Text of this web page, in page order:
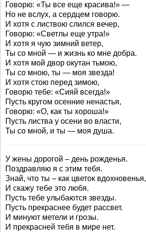
Говорю: «Ты все еще красива!» —
Но не вслух, а сердцем говорю.
И хотя с листвою слился вечер,
Говорю: «Светлы еще утра!»
И хотя я чую зимний ветер,
Ты со мной — и жизнь ко мне добра.
И хотя мой двор окутан тьмою,
Ты со мною, ты — моя звезда!
И хотя стою перед зимою,
Говорю тебе: «Сияй всегда!»
Пусть кругом осенние ненастья,
Говорю: «О, как ты хороша!»
Пусть листва у осени во власти,
Ты со мной, и ты — моя душа.
У жены дорогой – день рожденья.
Поздравляю я с этим тебя.
Знай, что ты – как цветок вдохновенья,
И скажу тебе это любя.
Пусть тебе улыбаются звезды.
Пусть прекраснее будет рассвет.
И минуют метели и грозы.
И прекрасней тебя в мире нет.